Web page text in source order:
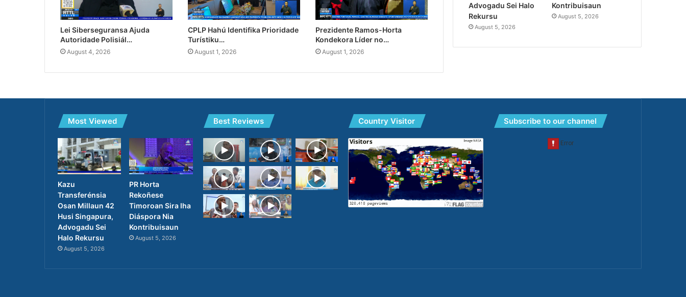
Lei Siberseguransa Ajuda
Autoridade Polisiál…
August 4, 2026
CPLP Hahú Identifika Prioridade
Turístiku…
August 1, 2026
Prezidente Ramos-Horta
Kondekora Líder no…
August 1, 2026
Advogadu Sei Halo
Rekursu
August 5, 2026
Kontribuisaun
August 5, 2026
Most Viewed
Kazu
Transferénsia
Osan Millaun 42
Husi Singapura,
Advogadu Sei
Halo Rekursu
August 5, 2026
PR Horta
Rekoñese
Timoroan Sira Iha
Diáspora Nia
Kontribuisaun
August 5, 2026
Best Reviews Country Visitor Subscribe to our channel